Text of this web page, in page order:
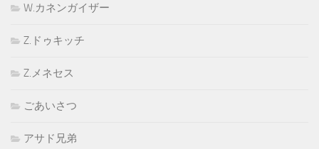
W.カネンガイザー
Z.ドゥキッチ
Z.メネセス
ごあいさつ
アサド兄弟